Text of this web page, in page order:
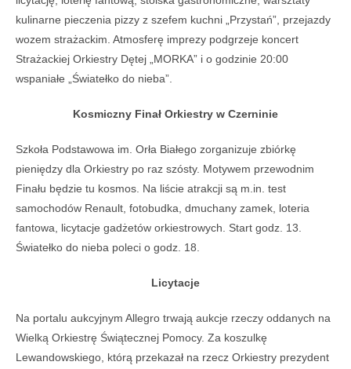
kulinarne pieczenia pizzy z szefem kuchni „Przystań”, przejazdy
wozem strażackim. Atmosferę imprezy podgrzeje koncert
Strażackiej Orkiestry Dętej „MORKA” i o godzinie 20:00
wspaniałe „Światełko do nieba”.
Kosmiczny Finał Orkiestry w Czerninie
Szkoła Podstawowa im. Orła Białego zorganizuje zbiórkę
pieniędzy dla Orkiestry po raz szósty. Motywem przewodnim
Finału będzie tu kosmos. Na liście atrakcji są m.in. test
samochodów Renault, fotobudka, dmuchany zamek, loteria
fantowa, licytacje gadżetów orkiestrowych. Start godz. 13.
Światełko do nieba poleci o godz. 18.
Licytacje
Na portalu aukcyjnym Allegro trwają aukcje rzeczy oddanych na
Wielką Orkiestrę Świątecznej Pomocy. Za koszulkę
Lewandowskiego, którą przekazał na rzecz Orkiestry prezydent